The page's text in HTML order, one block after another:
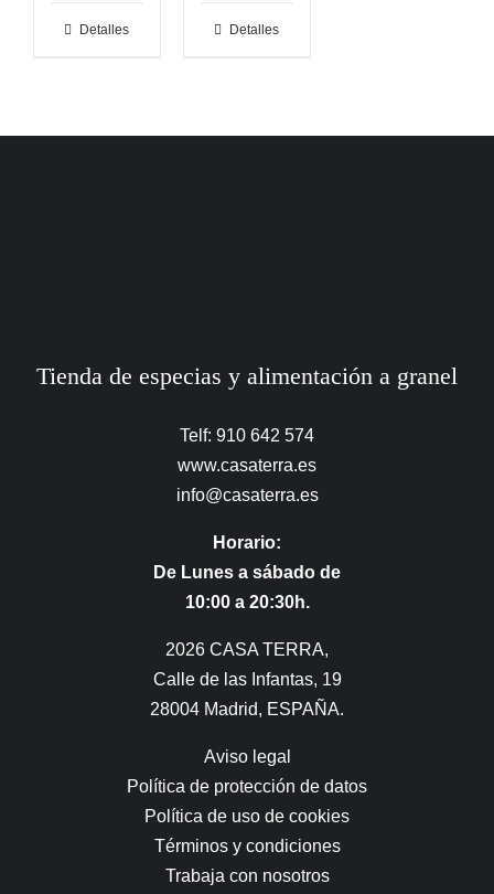
Detalles Detalles
Tienda de especias y alimentación a granel
Telf: 910 642 574
www.casaterra.es
info@casaterra.es
Horario:
De Lunes a sábado de
10:00 a 20:30h.
2026 CASA TERRA,
Calle de las Infantas, 19
28004 Madrid, ESPAÑA.
Aviso legal
Política de protección de datos
Política de uso de cookies
Términos y condiciones
Trabaja con nosotros